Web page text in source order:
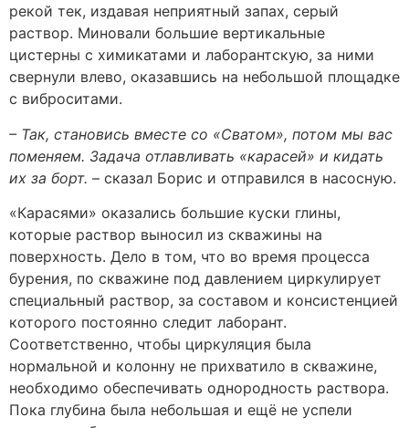
рекой тек, издавая неприятный запах, серый
раствор. Миновали большие вертикальные
цистерны с химикатами и лаборантскую, за ними
свернули влево, оказавшись на небольшой площадке
с виброситами.
– Так, становись вместе со «Сватом», потом мы вас
поменяем. Задача отлавливать «карасей» и кидать
их за борт. – сказал Борис и отправился в насосную.
«Карасями» оказались большие куски глины,
которые раствор выносил из скважины на
поверхность. Дело в том, что во время процесса
бурения, по скважине под давлением циркулирует
специальный раствор, за составом и консистенцией
которого постоянно следит лаборант.
Соответственно, чтобы циркуляция была
нормальной и колонну не прихватило в скважине,
необходимо обеспечивать однородность раствора.
Пока глубина была небольшая и ещё не успели